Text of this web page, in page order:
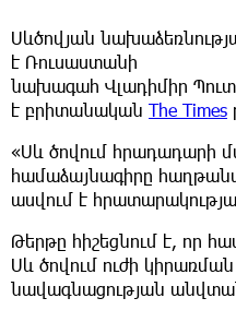
Սևծովյան
է Ռուսաստանի
նախագահ Վլադիմիր
է բրիտանական The Times
«Սև ծովում հրադադարի
համաձայնագիրը
ասվում է
Թերթը հիշեցնում է, որ
Սև ծովում ուժի
նավագնացության